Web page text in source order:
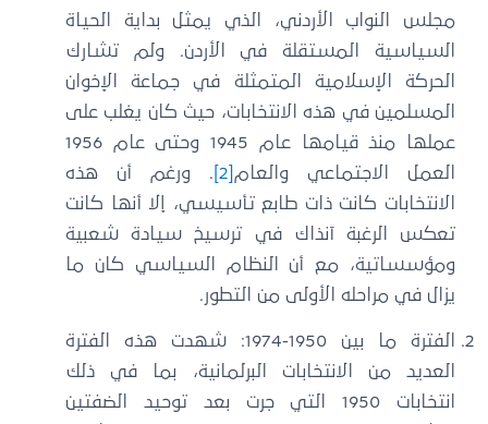
مجلس النواب الأردني، الذي يمثل بداية الحياة
السياسية المستقلة في الأردن. ولم تشارك
الحركة الإسلامية المتمثلة في جماعة الإخوان
المسلمين في هذه الانتخابات، حيث كان يغلب على
عملها منذ قيامها عام 1945 وحتى عام 1956
العمل الاجتماعي والعام
. ورغم أن هذه
الانتخابات كانت ذات طابع تأسيسي، إلا أنها كانت
تعكس الرغبة آنذاك في ترسيخ سيادة شعبية
ومؤسساتية، مع أن النظام السياسي كان ما
يزال في مراحله الأولى من التطور.
الفترة ما بين 1950-1974: شهدت هذه الفترة
العديد من الانتخابات البرلمانية، بما في ذلك
انتخابات 1950 التي جرت بعد توحيد الضفتين